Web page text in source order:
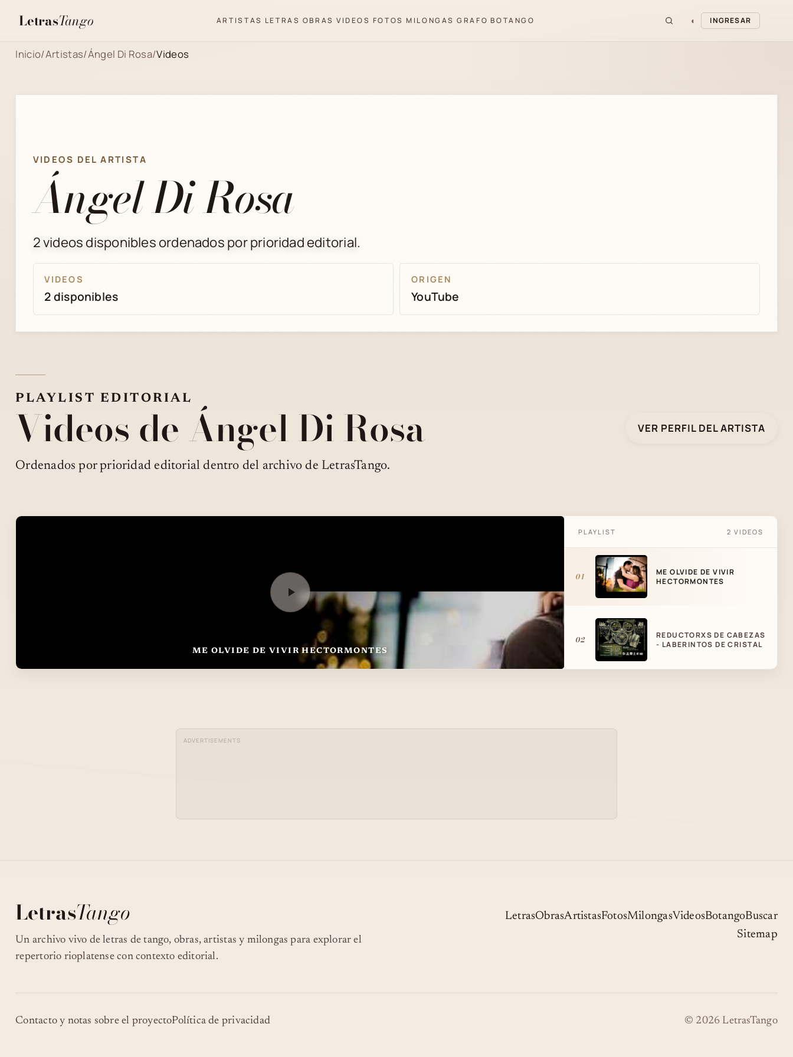
LetrasTango ARTISTAS LETRAS OBRAS VIDEOS FOTOS MILONGAS GRAFO BOTANGO ◐ INGRESAR
Inicio/Artistas/Ángel Di Rosa/Videos
VIDEOS DEL ARTISTA
Ángel Di Rosa
2 videos disponibles ordenados por prioridad editorial.
VIDEOS
2 disponibles
ORIGEN
YouTube
PLAYLIST EDITORIAL
Videos de Ángel Di Rosa VER PERFIL DEL ARTISTA
Ordenados por prioridad editorial dentro del archivo de LetrasTango.
ME OLVIDE DE VIVIR HECTORMONTES
PLAYLIST 2 VIDEOS
01
ME OLVIDE DE VIVIR
HECTORMONTES
02
REDUCTORXS DE CABEZAS
- LABERINTOS DE CRISTAL
ADVERTISEMENTS
LetrasTango
Un archivo vivo de letras de tango, obras, artistas y milongas para explorar el
repertorio rioplatense con contexto editorial.
LetrasObrasArtistasFotosMilongasVideosBotangoBuscar
Sitemap
Contacto y notas sobre el proyectoPolítica de privacidad © 2026 LetrasTango